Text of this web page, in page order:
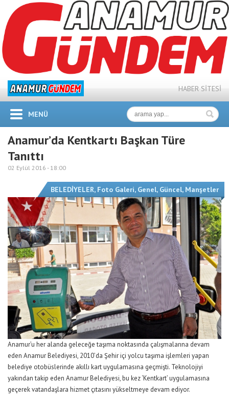
HABER SİTESİ
MENÜ
Anamur’da Kentkartı Başkan Türe
Tanıttı
02 Eylül 2016 - 18:00
BELEDİYELER, Foto Galeri, Genel, Güncel, Manşetler
Anamur’u her alanda geleceğe taşıma noktasında çalışmalarına devam
eden Anamur Belediyesi, 2010’da Şehir içi yolcu taşıma işlemleri yapan
belediye otobüslerinde akıllı kart uygulamasına geçmişti. Teknolojiyi
yakından takip eden Anamur Belediyesi, bu kez ‘Kentkart’ uygulamasına
geçerek vatandaşlara hizmet çıtasını yükseltmeye devam ediyor.